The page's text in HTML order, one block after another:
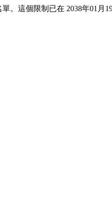
。這個限制已在 2038年01月